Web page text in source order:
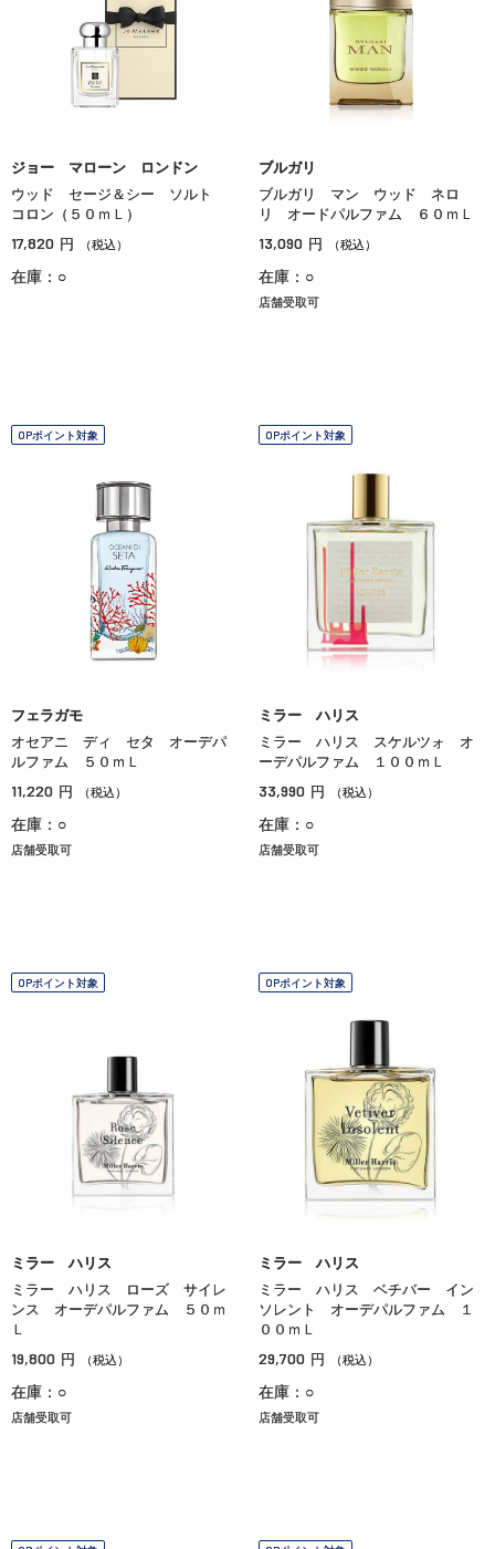
ジョー マローン ロンドン
ウッド セージ＆シー ソルト
コロン（５０ｍＬ）
17,820 円 （税込）
在庫：○
ブルガリ
ブルガリ マン ウッド ネロ
リ オードパルファム ６０ｍＬ
13,090 円 （税込）
在庫：○
店舗受取可
OPポイント対象
フェラガモ
オセアニ ディ セタ オーデパ
ルファム ５０ｍＬ
11,220 円 （税込）
在庫：○
店舗受取可
OPポイント対象
ミラー ハリス
ミラー ハリス スケルツォ オ
ーデパルファム １００ｍＬ
33,990 円 （税込）
在庫：○
店舗受取可
OPポイント対象
ミラー ハリス
ミラー ハリス ローズ サイレ
ンス オーデパルファム ５０ｍ
Ｌ
19,800 円 （税込）
在庫：○
店舗受取可
OPポイント対象
ミラー ハリス
ミラー ハリス ベチバー イン
ソレント オーデパルファム １
００ｍＬ
29,700 円 （税込）
在庫：○
店舗受取可